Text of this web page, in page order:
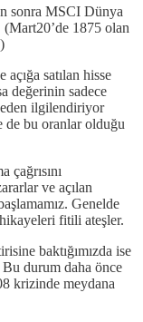
sonra MSCI Dünya
1875 olan
satılan hisse
değerinin sadece
ilgilendiriyor
de bu oranlar olduğu
çağrısını
ve açılan
Genelde
fitili ateşler.
baktığımızda ise
Bu durum daha önce
krizinde meydana